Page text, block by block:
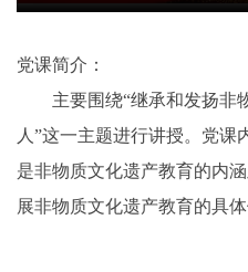
党课简介：
主要围绕“继承和发扬非
人”这一主题进行讲授。党
是非物质文化遗产教育的内
展非物质文化遗产教育的具体